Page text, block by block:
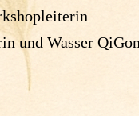
und Wasser